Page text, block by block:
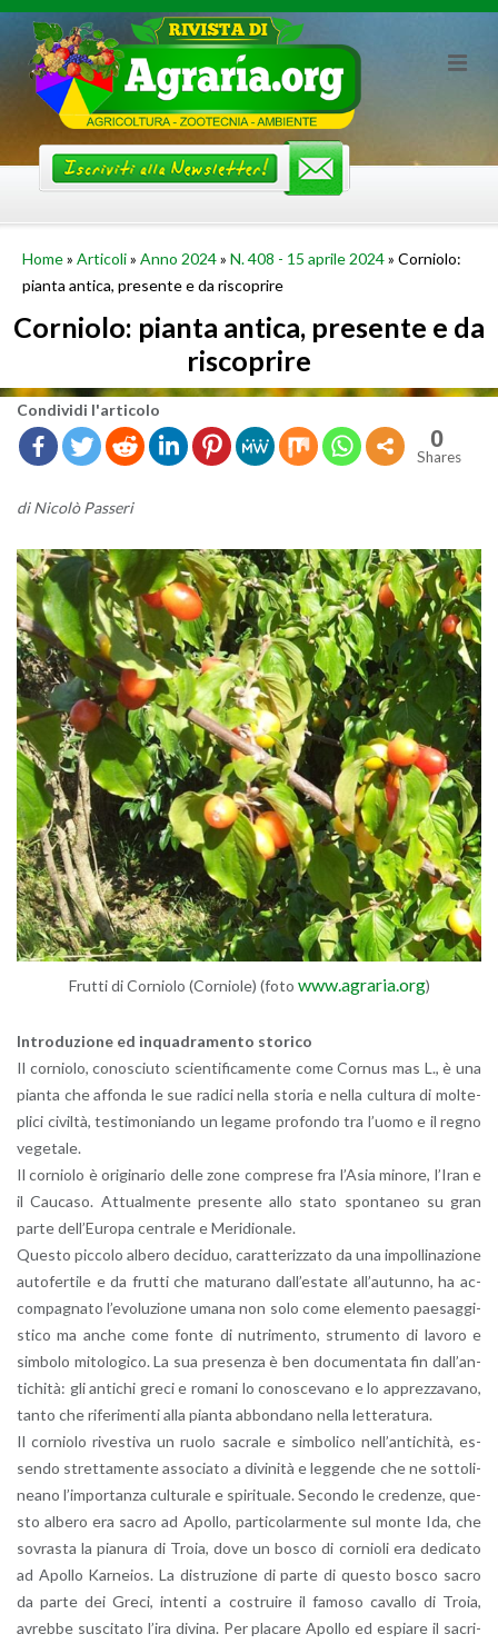
Skip
content
Home» Articoli» Anno 2024» N. 408 - 15 aprile 2024» Corniolo:
pianta antica, presente e da riscoprire
Corniolo: pianta antica, presente e da
riscoprire
Con­di­vi­di l'ar­ti­co­lo
0
Shares
di Ni­co­lò Pas­se­ri
Frut­ti di Cor­nio­lo (Cor­nio­le) (foto www.​agraria.​org)
In­tro­du­zio­ne ed in­qua­dra­men­to sto­ri­co
Il cor­nio­lo, co­no­sciu­to scien­ti­fi­ca­men­te come Cor­nus mas L., è una
pian­ta che af­fon­da le sue ra­di­ci nella sto­ria e nella cul­tu­ra di mol­te­
pli­ci ci­vil­tà, te­sti­mo­nian­do un le­ga­me pro­fon­do tra l’uo­mo e il regno
ve­ge­ta­le.
Il cor­nio­lo è ori­gi­na­rio delle zone com­pre­se fra l’A­sia mi­no­re, l’I­ran e
il Cau­ca­so. At­tual­men­te pre­sen­te allo stato spon­ta­neo su gran
parte del­l’Eu­ro­pa cen­tra­le e Me­ri­dio­na­le.
Que­sto pic­co­lo al­be­ro de­ci­duo, ca­rat­te­riz­za­to da una im­pol­li­na­zio­ne
au­to­fer­ti­le e da frut­ti che ma­tu­ra­no dal­l’e­sta­te al­l’au­tun­no, ha ac­
com­pa­gna­to l’e­vo­lu­zio­ne umana non solo come ele­men­to pae­sag­gi­
sti­co ma anche come fonte di nu­tri­men­to, stru­men­to di la­vo­ro e
sim­bo­lo mi­to­lo­gi­co. La sua pre­sen­za è ben do­cu­men­ta­ta fin dal­l’an­
ti­chi­tà: gli an­ti­chi greci e ro­ma­ni lo co­no­sce­va­no e lo ap­prez­za­va­no,
tanto che ri­fe­ri­men­ti alla pian­ta ab­bon­da­no nella let­te­ra­tu­ra.
Il cor­nio­lo ri­ve­sti­va un ruolo sa­cra­le e sim­bo­li­co nel­l’an­ti­chi­tà, es­
sen­do stret­ta­men­te as­so­cia­to a di­vi­ni­tà e leg­gen­de che ne sot­to­li­
nea­no l’im­por­tan­za cul­tu­ra­le e spi­ri­tua­le. Se­con­do le cre­den­ze, que­
sto al­be­ro era sacro ad Apol­lo, par­ti­co­lar­men­te sul monte Ida, che
so­vra­sta la pia­nu­ra di Troia, dove un bosco di cor­nio­li era de­di­ca­to
ad Apol­lo Kar­neios. La di­stru­zio­ne di parte di que­sto bosco sacro
da parte dei Greci, in­ten­ti a co­strui­re il fa­mo­so ca­val­lo di Troia,
avreb­be su­sci­ta­to l’ira di­vi­na. Per pla­ca­re Apol­lo ed espia­re il sa­cri­